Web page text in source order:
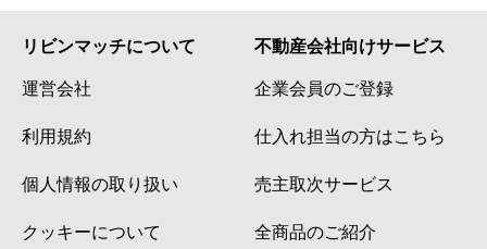
リビンマッチについて
運営会社
利用規約
個人情報の取り扱い
クッキーについて
不動産会社向けサービス
企業会員のご登録
仕入れ担当の方はこちら
売主取次サービス
全商品のご紹介